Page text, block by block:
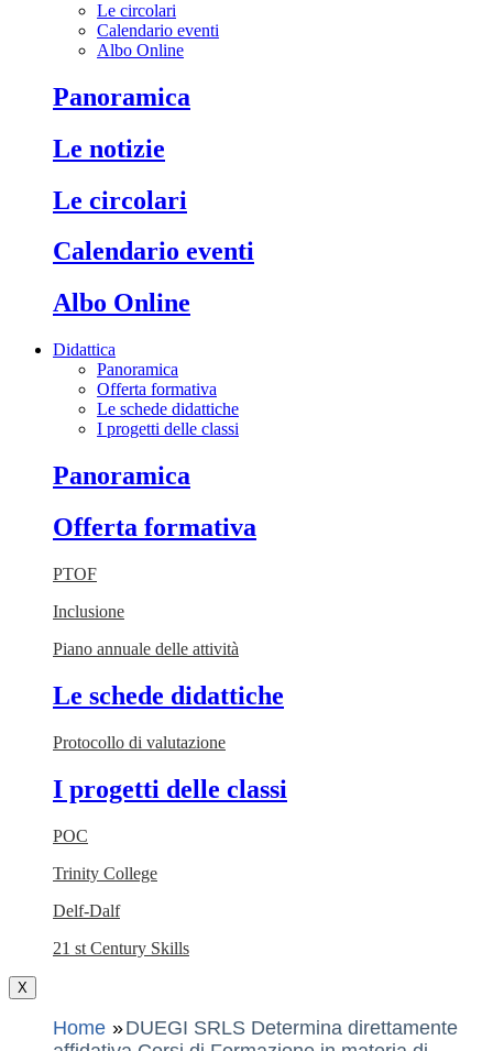
Le circolari
Calendario eventi
Albo Online
Panoramica
Le notizie
Le circolari
Calendario eventi
Albo Online
Didattica
Panoramica
Offerta formativa
Le schede didattiche
I progetti delle classi
Panoramica
Offerta formativa
PTOF
Inclusione
Piano annuale delle attività
Le schede didattiche
Protocollo di valutazione
I progetti delle classi
POC
Trinity College
Delf-Dalf
21 st Century Skills
X
Home
DUEGI SRLS Determina direttamente